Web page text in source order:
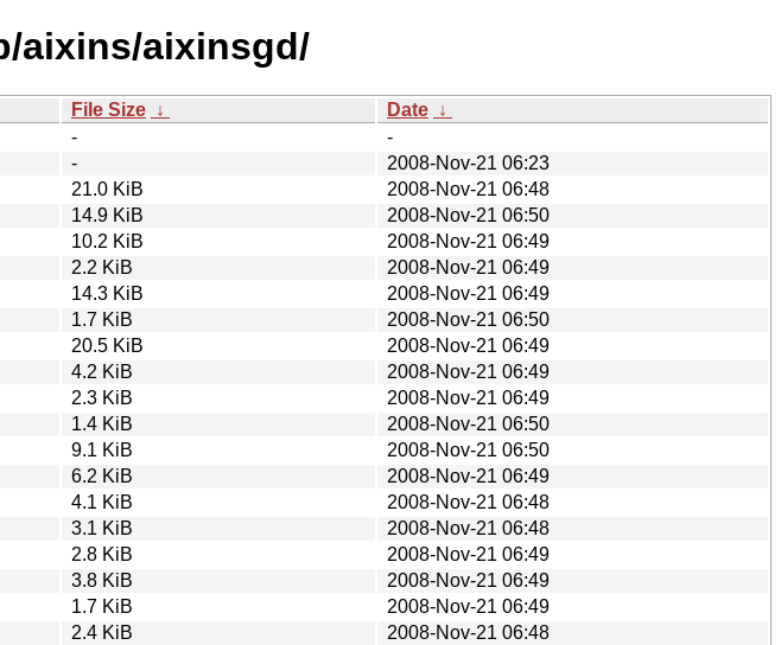
aixins/aixinsgd/
File Size ↓ Date ↓
-
-
-
2008-Nov-21 06:23
21.0 KiB
2008-Nov-21 06:48
14.9 KiB
2008-Nov-21 06:50
10.2 KiB
2008-Nov-21 06:49
2.2 KiB
2008-Nov-21 06:49
14.3 KiB
2008-Nov-21 06:49
1.7 KiB
2008-Nov-21 06:50
20.5 KiB
2008-Nov-21 06:49
4.2 KiB
2008-Nov-21 06:49
2.3 KiB
2008-Nov-21 06:49
1.4 KiB
2008-Nov-21 06:50
9.1 KiB
2008-Nov-21 06:50
6.2 KiB
2008-Nov-21 06:49
4.1 KiB
2008-Nov-21 06:48
3.1 KiB
2008-Nov-21 06:48
2.8 KiB
2008-Nov-21 06:49
3.8 KiB
2008-Nov-21 06:49
1.7 KiB
2008-Nov-21 06:49
2.4 KiB
2008-Nov-21 06:48